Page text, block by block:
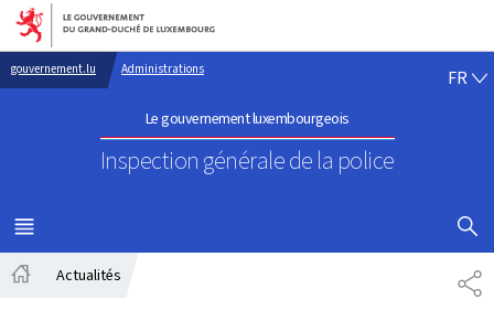
Aller au menu principal
Aller au contenu
gouvernement.lu Administrations
Le gouvernement luxembourgeois
Inspection générale de la police
FR
MENU
PRINCIPAL
Actualités